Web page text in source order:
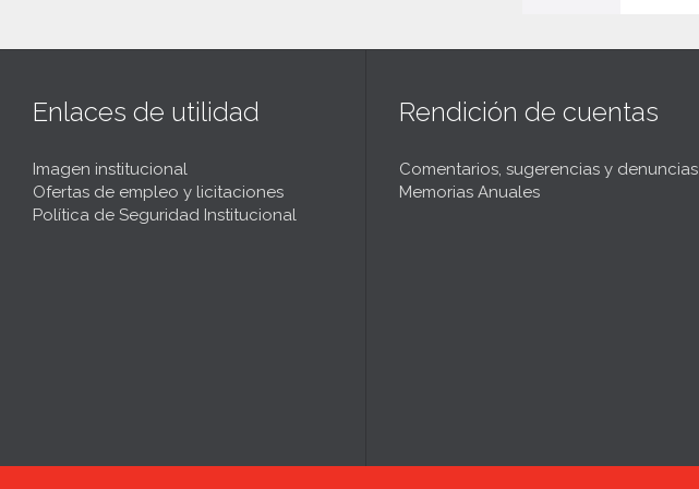
Enlaces de utilidad
Imagen institucional
Ofertas de empleo y licitaciones
Política de Seguridad Institucional
Rendición de cuentas
Comentarios, sugerencias y denuncias
Memorias Anuales